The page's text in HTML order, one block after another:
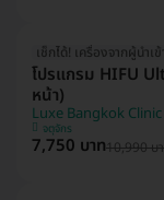
เช็กได้! เครื่องจากผู้นำเข้
โปรแกรม HIFU
หน้า)
Luxe Bangkok
จตุจักร
7,750 บาท10,990 บ